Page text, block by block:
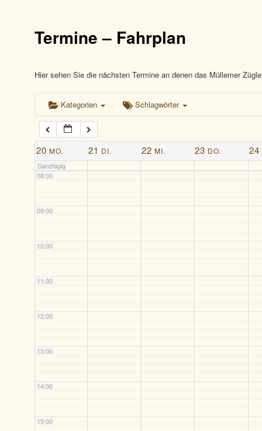
Termine – Fahrplan
Hier sehen Sie die nächsten Termine an denen das Müllemer
Kategorien Schlagwörter
20 MO. 21 DI. 22 MI. 23 DO. 24
Ganztägig
04:00
05:00
06:00
07:00
08:00
09:00
10:00
11:00
12:00
13:00
14:00
15:00